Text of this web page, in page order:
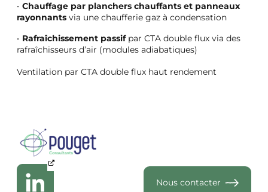
Chauffage par planchers chauffants et panneaux
rayonnants via une chaufferie gaz à condensation
Rafraîchissement passifpar CTA double flux via des
rafraîchisseurs d’air (modules adiabatiques)
Ventilation par CTA double flux haut rendement
Nous contacter